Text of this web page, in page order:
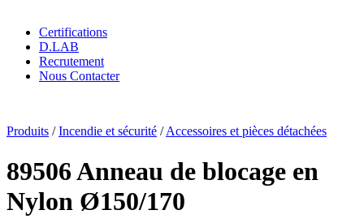
Certifications
D.LAB
Recrutement
Nous Contacter
Produits /Incendie et sécurité /Accessoires et pièces détachées
89506 Anneau de blocage en
Nylon Ø150/170